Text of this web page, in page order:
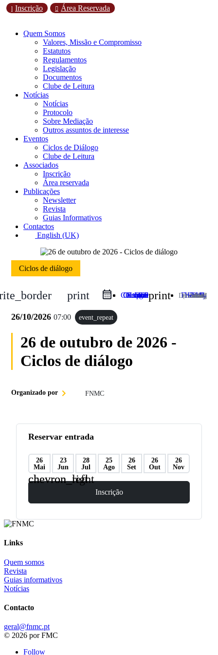
l Inscrição  Área Reservada
Quem Somos
Valores, Missão e Compromisso
Estatutos
Regulamentos
Legislação
Documentos
Clube de Leitura
Notícias
Notícias
Protocolo
Sobre Mediação
Outros assuntos de interesse
Eventos
Ciclos de Diálogo
Clube de Leitura
Associados
Inscrição
Área reservada
Publicações
Newsletter
Revista
Guias Informativos
Contactos
English (UK)
Ciclos de diálogo
print iCal Export
Google Calendar
Outlook 365
Outlook Liveprint Print-Friendly HTML
Download PDF (Coming Soon)
26/10/2026 07:00 event_repeat
26 de outubro de 2026 -
Ciclos de diálogo
Organizado por FNMC
Reservar entrada
26
Mai
23
Jun
28
Jul
25
Ago
26
Set
26
Out
26
Nov
chevron_left
chevron_right
Inscrição
Links
Quem somos
Revista
Guias informativos
Notícias
Contacto
geral@fnmc.pt
© 2026 por FMC
Follow